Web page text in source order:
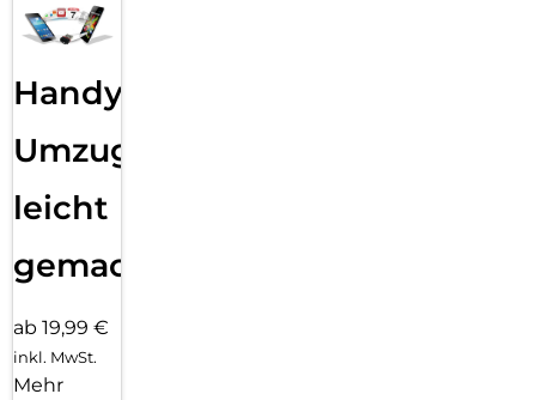
Handy
Umzug
leicht
gemacht!
ab 19,99 €
inkl. MwSt.
Mehr